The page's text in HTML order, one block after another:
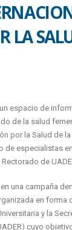
LA
espacio de
de la salud
por la Salud de
de especialistas
de
una campaña
en forma
y la
cuyo